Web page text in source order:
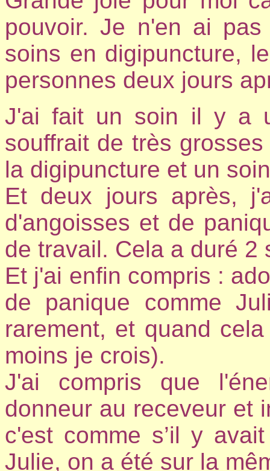
pouvoir. Je n'en ai
soins en digipuncture,
personnes deux jours
J'ai fait un soin il y a
souffrait de très
la digipuncture et un
Et deux jours après,
d'angoisses et de
de travail. Cela a duré 2
Et j'ai enfin compris :
de panique comme
rarement, et quand
moins je crois).
J'ai compris que
donneur au receveur et
c'est comme s’il y
Julie, on a été sur la